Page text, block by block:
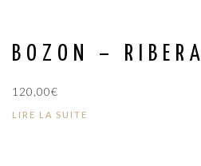
BOZON – RIBERA
120,00€
LIRE LA SUITE